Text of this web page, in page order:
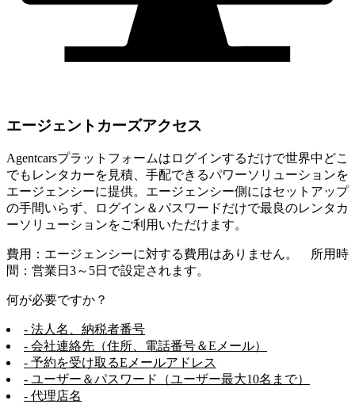
エージェントカーズアクセス
Agentcarsプラットフォームはログインするだけで世界中どこ
でもレンタカーを見積、手配できるパワーソリューションを
エージェンシーに提供。エージェンシー側にはセットアップ
の手間いらず、ログイン＆パスワードだけで最良のレンタカ
ーソリューションをご利用いただけます。
費用：エージェンシーに対する費用はありません。 所用時
間：営業日3～5日で設定されます。
何が必要ですか？
- 法人名、納税者番号
- 会社連絡先（住所、電話番号＆Eメール）
- 予約を受け取るEメールアドレス
- ユーザー＆パスワード（ユーザー最大10名まで）
- 代理店名